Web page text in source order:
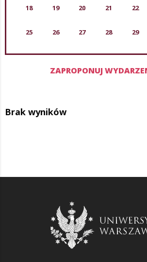
18 19 20 21 22
25 26 27 28 29
ZAPROPONUJ
Brak wyników